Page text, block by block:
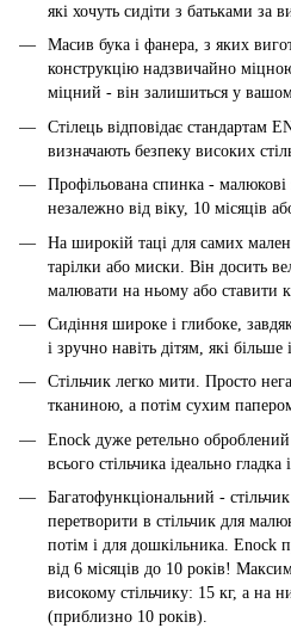
які хочуть сидіти з батьками за
Масив бука і фанера, з яких
конструкцію надзвичайно
міцний - він залишиться у
Стілець відповідає стандартам
визначають безпеку високих
Профільована спинка - малюкові
незалежно від віку, 10 місяців
На широкій таці для самих
тарілки або миски. Він досить
малювати на ньому або ставити
Сидіння широке і глибоке,
і зручно навіть дітям, які більше
Стільчик легко мити. Просто
тканиною, а потім сухим
Enock дуже ретельно
всього стільчика ідеально
Багатофункціональний -
перетворити в стільчик для
потім і для дошкільника. Enock
від 6 місяців до 10 років!
високому стільчику: 15 кг, а на
(приблизно 10 років).